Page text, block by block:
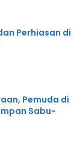
Perhiasan di
Pemuda di
Sabu-